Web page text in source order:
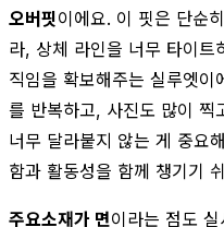
오버핏이에요. 이 핏은 단순
라, 상체 라인을 너무 타이트
직임을 확보해주는 실루엣
를 반복하고, 사진도 많이 찍
너무 달라붙지 않는 게 중요
함과 활동성을 함께 챙기기
주요소재가 면이라는 점도